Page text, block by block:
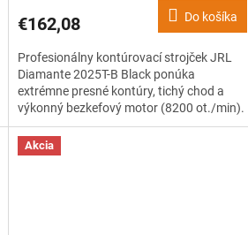
M
€162,08 Do košíka
Profesionálny kontúrovací strojček JRL
Diamante 2025T-B Black ponúka
extrémne presné kontúry, tichý chod a
výkonný bezkefový motor (8200 ot./min).
Ideálne pre detaily, línie aj finálne úpravy
strihu. Štýlový dizajn a špičkový výkon pre
barberov a kaderníkov, ktorí chcú
Akcia